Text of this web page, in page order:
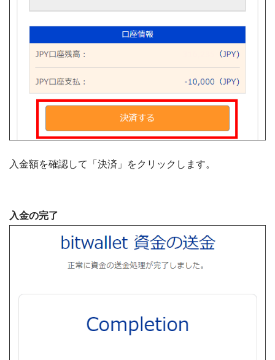
入金額を確認して「決済」をクリックします。
入金の完了